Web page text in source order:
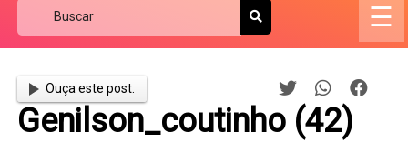
☰
Ouça este post.
Genilson_coutinho (42)